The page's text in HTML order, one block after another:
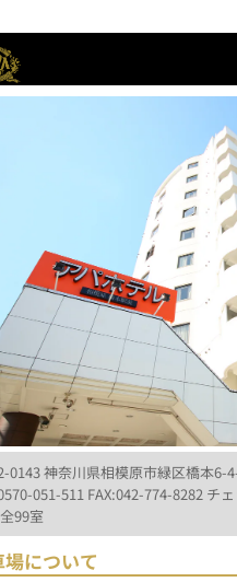
0143 神奈川県相模原市緑区橋本6-
051-511 FAX:042-774-8282 チ
99室
について